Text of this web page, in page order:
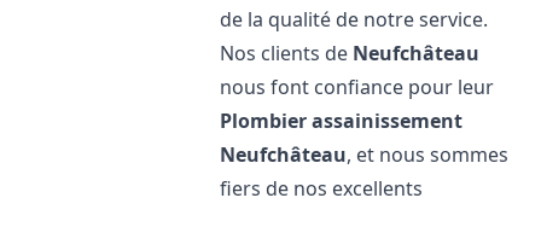
de la qualité de notre service.
Nos clients de Neufchâteau
nous font confiance pour leur
Plombier assainissement
Neufchâteau, et nous sommes
fiers de nos excellents